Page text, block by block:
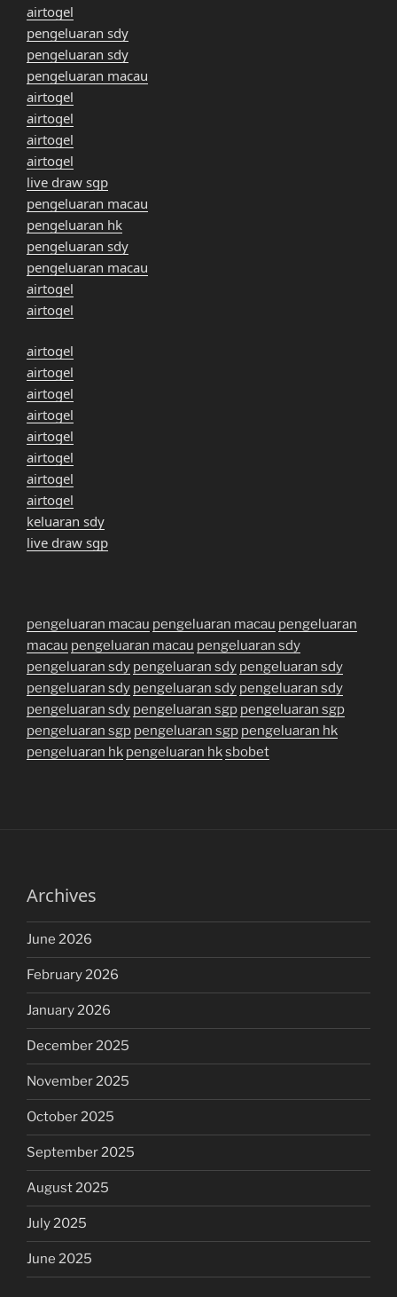
airtogel
pengeluaran sdy
pengeluaran sdy
pengeluaran macau
airtogel
airtogel
airtogel
airtogel
live draw sgp
pengeluaran macau
pengeluaran hk
pengeluaran sdy
pengeluaran macau
airtogel
airtogel
airtogel
airtogel
airtogel
airtogel
airtogel
airtogel
airtogel
airtogel
keluaran sdy
live draw sgp
pengeluaran macau pengeluaran macau pengeluaran
macau pengeluaran macau pengeluaran sdy
pengeluaran sdy pengeluaran sdy pengeluaran sdy
pengeluaran sdy pengeluaran sdy pengeluaran sdy
pengeluaran sdy pengeluaran sgp pengeluaran sgp
pengeluaran sgp pengeluaran sgp pengeluaran hk
pengeluaran hk pengeluaran hksbobet
Archives
June 2026
February 2026
January 2026
December 2025
November 2025
October 2025
September 2025
August 2025
July 2025
June 2025